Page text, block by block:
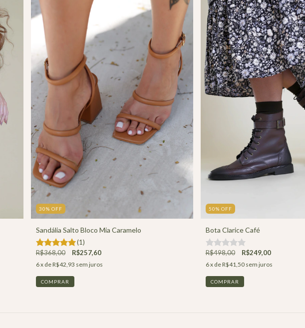
30% OFF
Sandália Salto Bloco Mia Caramelo
(1)
R$368,00
R$257,60
6x deR$42,93 sem juros
COMPRAR
50% OFF
Bota Clarice Café
R$498,00 R$249,00
6x deR$41,50 sem juros
COMPRAR